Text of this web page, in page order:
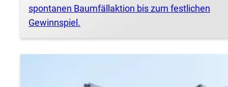
spontanen Baumfällaktion bis zum festlichen
Gewinnspiel.